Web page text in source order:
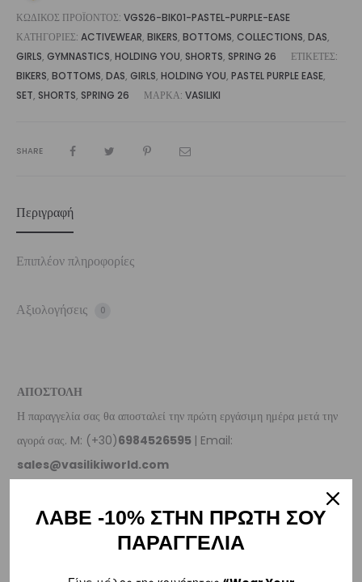
ΚΩΔΙΚΌΣ ΠΡΟΪΌΝΤΟΣ: VGS26-BIK01-PASTEL-PURPLE-EASE
ΚΑΤΗΓΟΡΊΕΣ: ACTIVEWEAR, BIKERS, BOTTOMS, COLLECTIONS, DAS,
GIRLS, GYMNASTICS, HOLDING YOU, SHORTS, SPRING 26
ΕΤΙΚΈΤΕΣ:
BIKERS, BOTTOMS, DAS, GIRLS, HOLDING YOU, PASTEL PURPLE EASE,
SET, SHORTS, SPRING 26 ΜΆΡΚΑ: VASILIKI
SHARE
Περιγραφή
Επιπλέον πληροφορίες
Αξιολογήσεις 0
ΑΠΟΣΤΟΛΗ
Η παραγγελία σας θα αποσταλεί την πρώτη εργάσιμη ημέρα μετά την
αγορά σας. M: (+30)6984526595 | Email:
sales@vasilikiworld.com
ΛΑΒΕ -10% ΣΤΗΝ ΠΡΩΤΗ ΣΟΥ
ΠΑΡΑΓΓΕΛΙΑ